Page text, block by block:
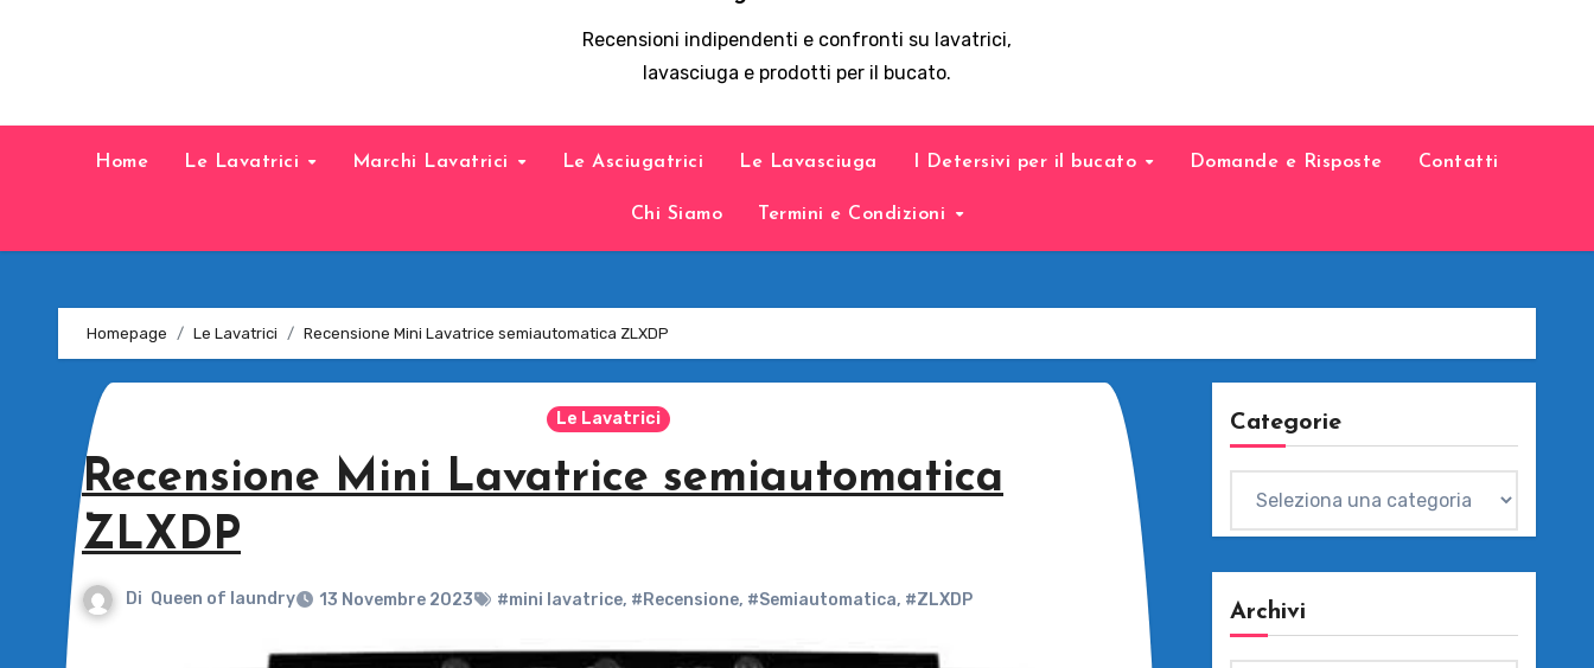
Recensioni indipendenti e confronti su lavatrici,
lavasciuga e prodotti per il bucato.
Home Le Lavatrici Marchi Lavatrici Le Asciugatrici Le Lavasciuga I Detersivi per il bucato Domande e Risposte Contatti
Chi Siamo Termini e Condizioni
Homepage Le Lavatrici Recensione Mini Lavatrice semiautomatica ZLXDP
Le Lavatrici
Recensione Mini Lavatrice semiautomatica
ZLXDP
Di Queen of laundry 13 Novembre 2023 #mini lavatrice, #Recensione, #Semiautomatica, #ZLXDP
Categorie
Archivi